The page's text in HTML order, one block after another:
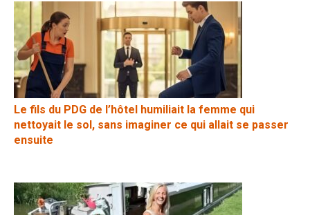
Le fils du PDG de l’hôtel humiliait la femme qui
nettoyait le sol, sans imaginer ce qui allait se passer
ensuite